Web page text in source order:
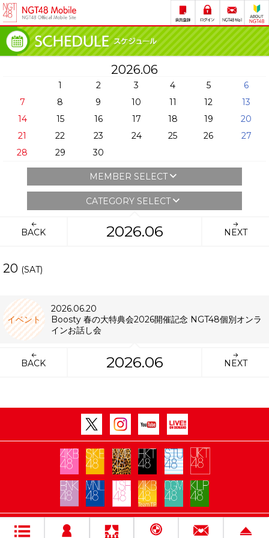
2026.06
1 2 3 4 5
6
7
8 9 10 11 12
13
14
15 16 17 18 19
20
21
22 23 24 25 26
27
28
29 30
MEMBER SELECT
CATEGORY SELECT
BACK 2026.06 NEXT
20 (SAT)
イベント
2026.06.20
Boosty 春の大特典会2026開催記念 NGT48個別オンラ
インお話し会
BACK 2026.06 NEXT